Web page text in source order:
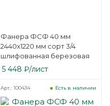
Фанера ФСФ 40 мм
2440х1220 мм сорт 3/4
шлифованная березовая
5 448 ₽/лист
Есть в наличии
Арт.: 100434